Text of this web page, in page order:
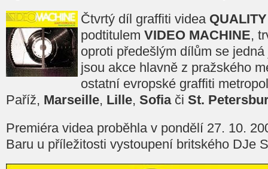
Čtvrtý díl graffiti videa
podtitulem VIDEO MACHINE,
oproti předešlým dílům se
jsou akce hlavně z pražského
ostatní evropské graffiti
Paříž, Marseille, Lille, Sofiači St.
Premiéra videa proběhla v pondělí 27. 10.
Baru u příležitosti vystoupení britského DJe